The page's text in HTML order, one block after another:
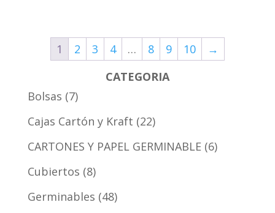
1 2 3 4 … 8 9 10
→
CATEGORIA
Bolsas 7
Cajas Cartón y Kraft 22
CARTONES Y PAPEL GERMINABLE 6
Cubiertos 8
Germinables 48